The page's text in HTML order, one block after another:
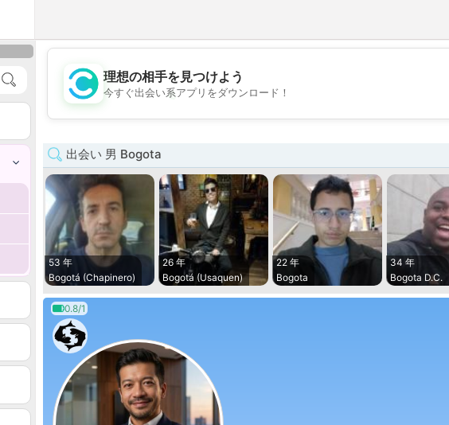
💖
💕
理想の相手を見つけよう
今すぐ出会い系アプリをダウンロード！
出会い 男 Bogota
53 年
Bogotá (Chapinero)
26 年
Bogotá (Usaquen)
22 年
Bogota
34 年
Bogota D.C.
0.8/1